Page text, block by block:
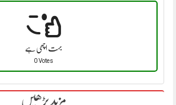
بہت اچھی ہے
0 Votes
مزید پڑھیں